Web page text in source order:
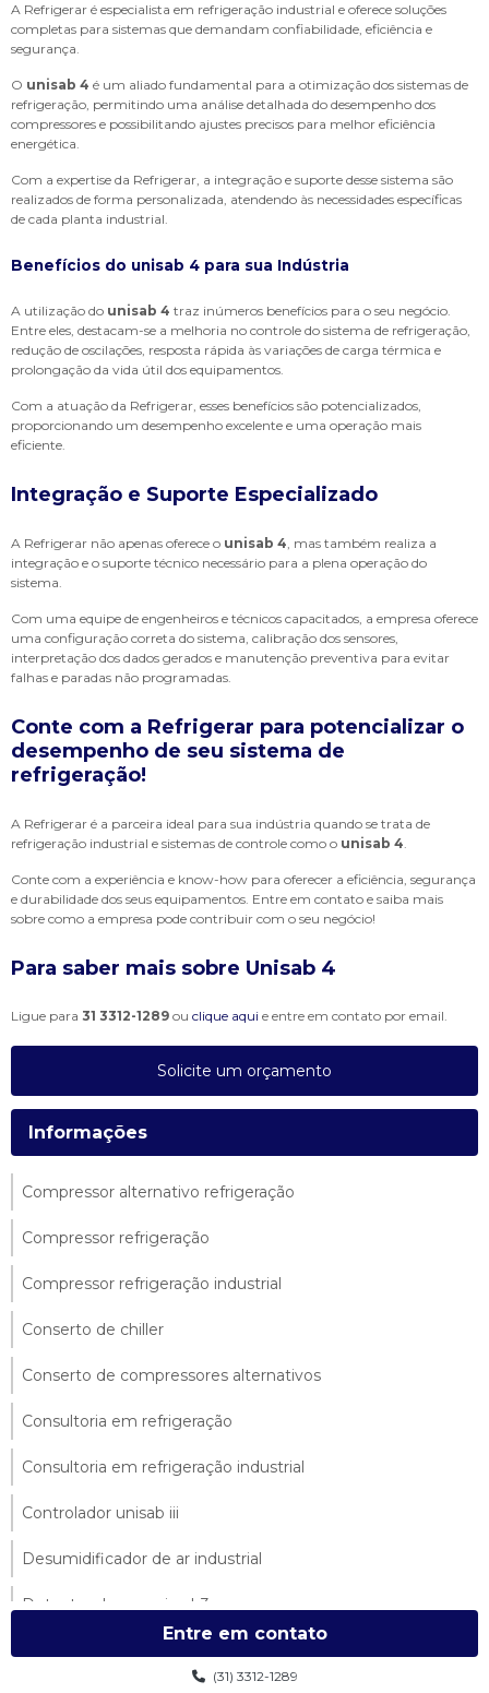
A Refrigerar é especialista em refrigeração industrial e oferece soluções
completas para sistemas que demandam confiabilidade, eficiência e
segurança.
O unisab 4 é um aliado fundamental para a otimização dos sistemas de
refrigeração, permitindo uma análise detalhada do desempenho dos
compressores e possibilitando ajustes precisos para melhor eficiência
energética.
Com a expertise da Refrigerar, a integração e suporte desse sistema são
realizados de forma personalizada, atendendo às necessidades específicas
de cada planta industrial.
Benefícios do unisab 4 para sua Indústria
A utilização do unisab 4 traz inúmeros benefícios para o seu negócio.
Entre eles, destacam-se a melhoria no controle do sistema de refrigeração,
redução de oscilações, resposta rápida às variações de carga térmica e
prolongação da vida útil dos equipamentos.
Com a atuação da Refrigerar, esses benefícios são potencializados,
proporcionando um desempenho excelente e uma operação mais
eficiente.
Integração e Suporte Especializado
A Refrigerar não apenas oferece o unisab 4, mas também realiza a
integração e o suporte técnico necessário para a plena operação do
sistema.
Com uma equipe de engenheiros e técnicos capacitados, a empresa oferece
uma configuração correta do sistema, calibração dos sensores,
interpretação dos dados gerados e manutenção preventiva para evitar
falhas e paradas não programadas.
Conte com a Refrigerar para potencializar o
desempenho de seu sistema de
refrigeração!
A Refrigerar é a parceira ideal para sua indústria quando se trata de
refrigeração industrial e sistemas de controle como o unisab 4.
Conte com a experiência e know-how para oferecer a eficiência, segurança
e durabilidade dos seus equipamentos. Entre em contato e saiba mais
sobre como a empresa pode contribuir com o seu negócio!
Para saber mais sobre Unisab 4
Ligue para 31 3312-1289 ou clique aqui e entre em contato por email.
Solicite um orçamento
Informações
Compressor alternativo refrigeração
Compressor refrigeração
Compressor refrigeração industrial
Conserto de chiller
Conserto de compressores alternativos
Consultoria em refrigeração
Consultoria em refrigeração industrial
Controlador unisab iii
Desumidificador de ar industrial
Detector de amonia nh3
Entre em contato
(31) 3312-1289